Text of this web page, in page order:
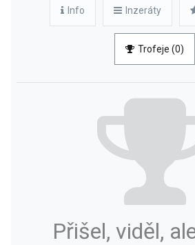
Info Inzeráty
Trofeje (0)
Přišel, viděl,